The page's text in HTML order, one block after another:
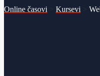
Online časovi > Kursevi >